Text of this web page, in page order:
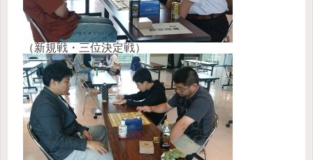
（新規戦・三位決定戦）